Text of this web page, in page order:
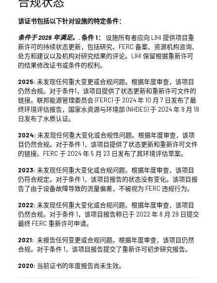
该证书包括以下针对设施的特定条件：
条件于 2026 年满足。.条件 1：
设施所有者应向 LIHI 提供项目重
新许可的持续状态更新，包括研究、FERC 备案、资源机构咨询、
处方和建议以及机构对研究结果的评论。LIHI 保留根据重新许可
的结果修改证书或条件的权利。
2025: 未发现任何重大变更或合规问题。根据年度审查，该项目
仍然合规。对于条件1，该项目提供了状态更新和重新许可文件的
链接。联邦能源管理委员会 (FERC) 于 2024 年 10 月 7 日发布了最
终环境评估报告，国家水资源与环境部 (NHDES) 于 2024 年 9 月 19
日发布了水质认证。
2024: 未发现任何重大变化或合规性问题。根据年度审查，该项
目仍然合规。对于条件 1，该项目提供了状态更新和重新许可文件
的链接。FERC 于 2024 年 5 月 23 日发布了其环境评估草案。
2023: 未发现任何重大变化或合规问题。根据年度审查，该项目
仍符合规定。对于条件 1，该项目报告的状态没有变化。该项目报
告了由于设备故障导致的流量偏差，不被视为 FERC 违规行为。
2022: 未发现任何重大变化或合规问题。根据年度审查，该项目
仍然合规。对于条件 1，该项目报告称已于 2022 年 8 月 29 日提交
最终 FERC 重新许可申请。
2021: 未报告任何变更或合规问题。根据年度审查，该项目仍然
合规。对于条件 1，该项目报告提交了重新许可初步研究报告。
2020: 当前证书的年度报告尚未生效。